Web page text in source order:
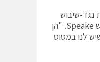
נגד-שיבוש
באנטנת ה-CTN", מדגיש Speake. "הן
לנו במטוס